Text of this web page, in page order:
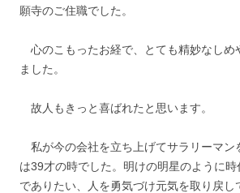
願寺のご住職でした。
心のこもったお経で、とても精妙なしめ
ました。
故人もきっと喜ばれたと思います。
私が今の会社を立ち上げてサラリーマン
は39才の時でした。明けの明星のように
でありたい、人を勇気づけ元気を取り戻し